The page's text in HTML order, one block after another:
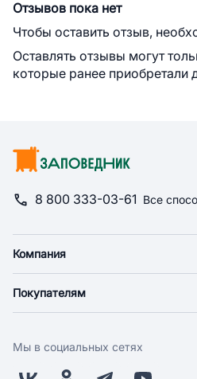
Отзывов пока нет
Чтобы оставить отзыв,
Оставлять отзывы могут
которые ранее приобретали
8 800 333-03-61 Все
Компания
Новости
Поставщикам
Покупателям
Оплата
Мы в социальных сетях